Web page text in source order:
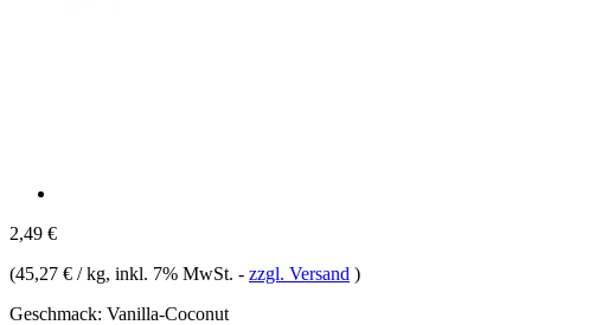
2,49 €
(45,27 € / kg, inkl. 7% MwSt. - zzgl. Versand )
Geschmack: Vanilla-Coconut